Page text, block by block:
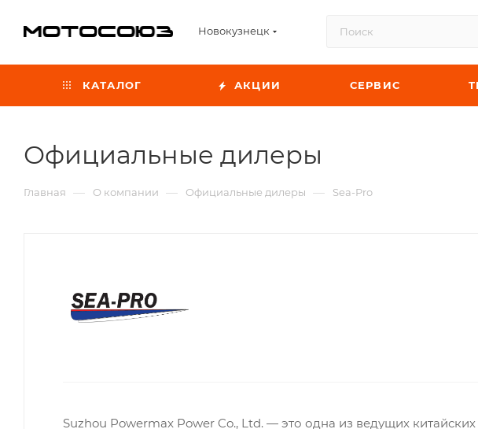
Новокузнецк
КАТАЛОГ АКЦИИ СЕРВИС
Официальные дилеры
Главная — О компании — Официальные дилеры — Sea-Pro
Suzhou Powermax Power Co., Ltd. — это одна из ведущих